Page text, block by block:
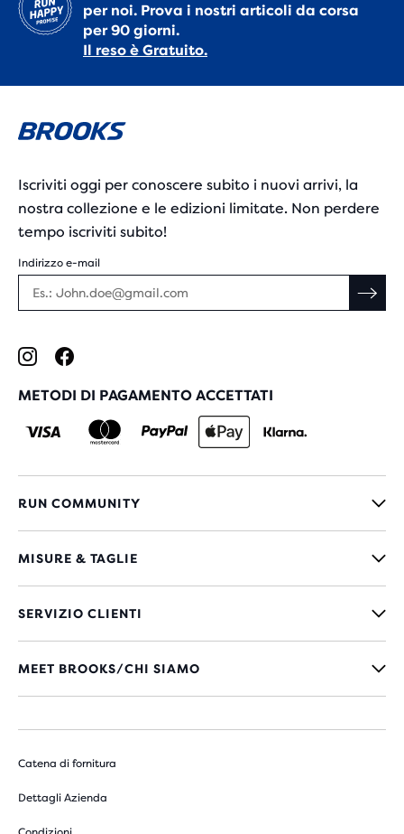
per noi. Prova i nostri articoli da corsa
per 90 giorni.
Il reso è Gratuito.
Iscriviti oggi per conoscere subito i nuovi arrivi, la
nostra collezione e le edizioni limitate. Non perdere
tempo iscriviti subito!
Indirizzo e-mail
METODI DI PAGAMENTO ACCETTATI
RUN COMMUNITY
MISURE & TAGLIE
SERVIZIO CLIENTI
MEET BROOKS/CHI SIAMO
Catena di fornitura
Dettagli Azienda